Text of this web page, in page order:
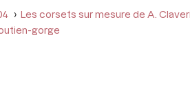
Les corsets sur mesure de A.
gorge